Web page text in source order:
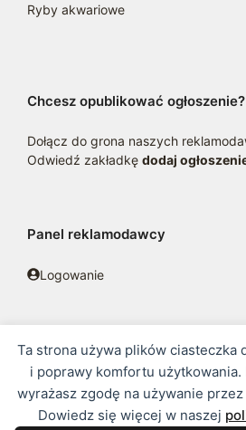
Ta strona używa plików ciasteczka
i poprawy komfortu użytkowania.
wyrażasz zgodę na używanie
Dowiedz się więcej w naszej
Ryby akwariowe
Chcesz opublikować ogłoszenie?
Dołącz do grona naszych
Odwiedź zakładkę dodaj
Panel reklamodawcy
Logowanie
© 2016 - 2026 zoosklepik.pl •Polityka
Treść niniejszej strony internetowej nie
prawa handlowego.